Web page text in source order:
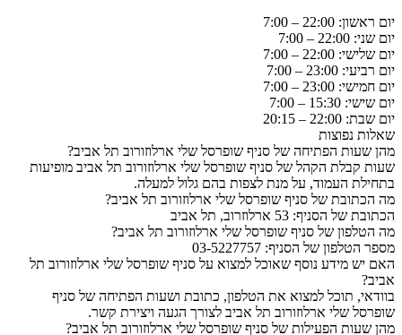
יום ראשון: 22:00 – 7:00
יום שני: 22:00 – 7:00
יום שלישי: 22:00 – 7:00
יום רביעי: 23:00 – 7:00
יום חמישי: 23:00 – 7:00
יום שישי: 15:30 – 7:00
יום שבת: 22:00 – 20:15
שאלות נפוצות
מהן שעות הפתיחה של סניף שופרסל שלי ארלוזורוב תל אביב?
שעות קבלת הקהל של סניף שופרסל שלי ארלוזורוב תל אביב מופיעות
בתחילת העמוד, על מנת לצפות בהם גלול למעלה.
מה הכתובת של סניף שופרסל שלי ארלוזורוב תל אביב?
הכתובת של הסניף: 53 ארלוזרוב, תל אביב
מה הטלפון של סניף שופרסל שלי ארלוזורוב תל אביב?
מספר הטלפון של הסניף: 03-5227757
האם יש מידע נוסף שאוכל למצוא על סניף שופרסל שלי ארלוזורוב תל
אביב?
בוודאי, תוכל למצוא את הטלפון, כתובת ושעות הפתיחה של סניף
שופרסל שלי ארלוזורוב תל אביב לצורך הגעה ויצירת קשר.
מהן שעות הפעילות של סניף שופרסל שלי ארלוזורוב תל אביב?